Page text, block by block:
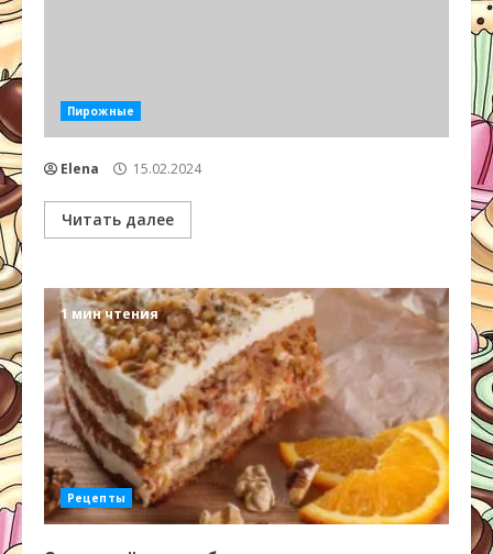
Пирожные
Elena 15.02.2024
Читать далее
1 мин чтения
Рецепты